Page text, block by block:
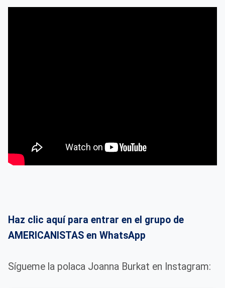
Haz clic aquí para entrar en el grupo de
AMERICANISTAS en WhatsApp
Sígueme la polaca Joanna Burkat en Instagram: